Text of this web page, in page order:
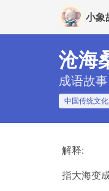
小象
沧海
成语故事
中国传统文化
解释:
指大海变